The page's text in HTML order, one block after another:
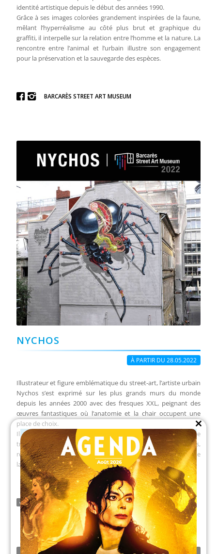
identité artistique depuis le début des années 1990.
Grâce à ses images colorées grandement inspirées de la faune,
mêlant l’hyperréalisme au côté plus brut et graphique du
graffiti, il interpelle sur la relation entre l’homme et la nature. La
rencontre entre l’animal et l’urbain illustre son engagement
pour la préservation et la sauvegarde des espèces.
BARCARÈS STREET ART MUSEUM
NYCHOS
À PARTIR DU 28.05.2022
Illustrateur et figure emblématique du street-art, l’artiste urbain
Nychos s’est exprimé sur les plus grands murs du monde
depuis les années 2000 avec des fresques XXL, peignant des
œuvres fantastiques où l’anatomie et la chair occupent une
place de choix.
Il est connu pour sa dissection caractéristique, sa coupe
transversale, ses rayons X et ses styles translucides,
représentant souvent des animaux et des personnages tirés de
la culture pop.
BARCARÈS STREET ART MUSEUM
this